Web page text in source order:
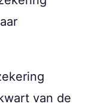
van de